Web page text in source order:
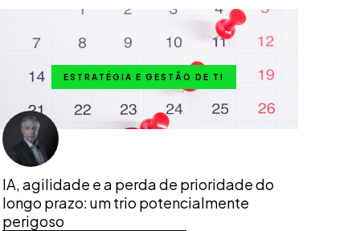
ESTRATÉGIA E GESTÃO DE TI
IA, agilidade e a perda de prioridade do
longo prazo: um trio potencialmente
perigoso